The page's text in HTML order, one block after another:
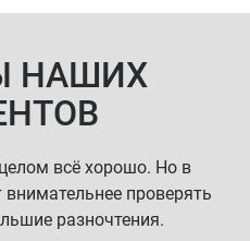
НАШИХ
всё хорошо. Но в
проверять
разночтения.